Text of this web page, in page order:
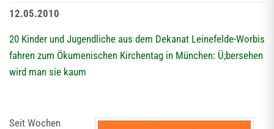
12.05.2010
20 Kinder und Jugendliche aus dem Dekanat Leinefelde-Worbis
fahren zum Ökumenischen Kirchentag in München: Ü;bersehen
wird man sie kaum
Seit Wochen